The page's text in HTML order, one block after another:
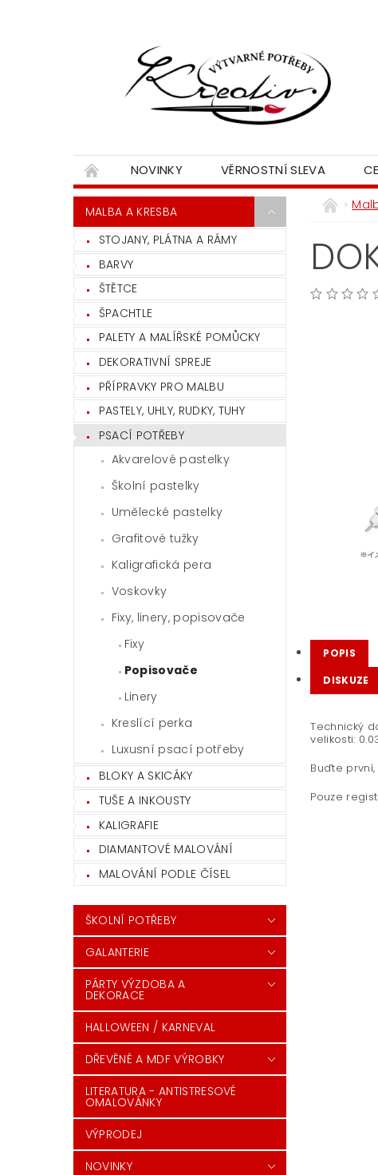
NOVINKY VĚRNOSTNÍ SLEVA
MALBA A KRESBA
STOJANY, PLÁTNA A RÁMY
BARVY
ŠTĚTCE
ŠPACHTLE
PALETY A MALÍŘSKÉ POMŮCKY
DEKORATIVNÍ SPREJE
PŘÍPRAVKY PRO MALBU
PASTELY, UHLY, RUDKY, TUHY
PSACÍ POTŘEBY
Akvarelové pastelky
Školní pastelky
Umělecké pastelky
Grafitové tužky
Kaligrafická pera
Voskovky
Fixy, linery, popisovače
Fixy
Popisovače
Linery
Kreslící perka
Luxusní psací potřeby
BLOKY A SKICÁKY
TUŠE A INKOUSTY
KALIGRAFIE
DIAMANTOVÉ MALOVÁNÍ
MALOVÁNÍ PODLE ČÍSEL
ŠKOLNÍ POTŘEBY
GALANTERIE
PÁRTY VÝZDOBA A
DEKORACE
HALLOWEEN / KARNEVAL
DŘEVĚNÉ A MDF VÝROBKY
LITERATURA - ANTISTRESOVÉ
OMALOVÁNKY
VÝPRODEJ
NOVINKY
POPIS
DISKUZE
Technický
velikosti:
Buďte
Pouze